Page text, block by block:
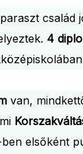
4
van,
ben elsőként